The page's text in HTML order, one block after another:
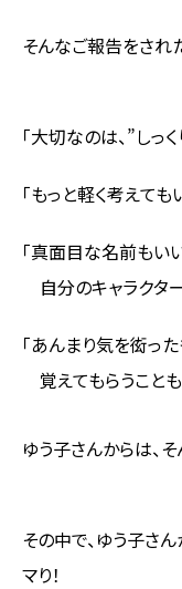
そんなご報告をされ
「大切なのは、”しっく
「もっと軽く考えても
「真面目な名前もい
自分のキャラクタ
「あんまり気を衒っ
覚えてもらうことも
ゆう子さんからは、
その中で、ゆう子さ
マり！